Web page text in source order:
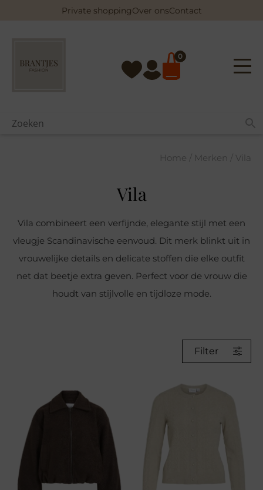
Private shoppingOver onsContact
0
Home / Merken / Vila
Vila
Vila combineert een verfijnde, elegante stijl met een
vleugje Scandinavische eenvoud. Dit merk blinkt uit in
vrouwelijke details en delicate stoffen die elke outfit
net dat beetje extra geven. Perfect voor de vrouw die
houdt van stijlvolle en tijdloze mode.
Filter